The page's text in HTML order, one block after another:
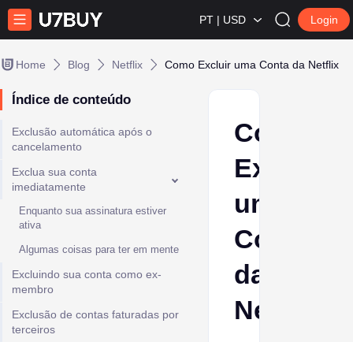
PT | USD Login
Home Blog Netflix Como Excluir uma Conta da Netflix
Índice de conteúdo
Exclusão automática após o
cancelamento
Exclua sua conta
imediatamente
Enquanto sua assinatura estiver
ativa
Algumas coisas para ter em mente
Excluindo sua conta como ex-
membro
Exclusão de contas faturadas por
terceiros
Como
Excluir
uma
Conta
da
Netflix